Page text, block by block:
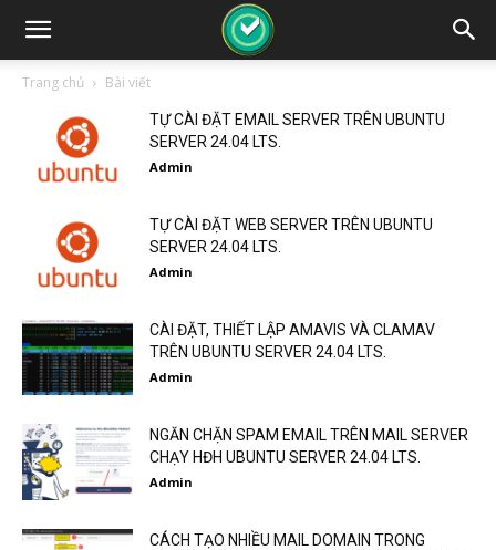
Trang chủ Bài viết
TỰ CÀI ĐẶT EMAIL SERVER TRÊN UBUNTU
SERVER 24.04 LTS.
Admin
TỰ CÀI ĐẶT WEB SERVER TRÊN UBUNTU
SERVER 24.04 LTS.
Admin
CÀI ĐẶT, THIẾT LẬP AMAVIS VÀ CLAMAV
TRÊN UBUNTU SERVER 24.04 LTS.
Admin
NGĂN CHẶN SPAM EMAIL TRÊN MAIL SERVER
CHẠY HĐH UBUNTU SERVER 24.04 LTS.
Admin
CÁCH TẠO NHIỀU MAIL DOMAIN TRONG